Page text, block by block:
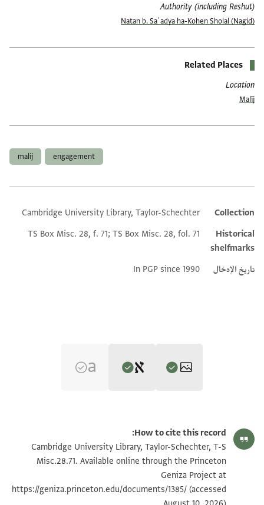
Authority (including Reshut)
Natan b. Saʿadya ha-Kohen Sholal (Nagid)
Related Places
Location
Malīj
engagement
malij
Additional metadata
Collection
Cambridge University Library, Taylor-Schechter
Historical
shelfmarks
TS Box Misc. 28, f. 71; TS Box Misc. 28, fol. 71
تاريخ الإدخال In PGP since 1990
History of the Jews in Egypt and Syria under the
Rule of the Mamlūks‎(in Hebrew) (Mossad Harav Kook, 1970), vol.
למא כאן בתאריך יום אלכמיס סאדס יום מחדש אייר שנת
T-S Misc.28.71 1v تكبير و تدوير
بيان أذونات الصورة
How to cite this record:
Cambridge University Library, Taylor-Schechter, T-S
Misc.28.71. Available online through the Princeton
Geniza Project at
https://geniza.princeton.edu/documents/1385/ (accessed